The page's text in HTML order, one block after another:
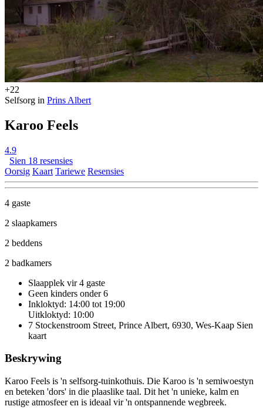
+22
Selfsorg in Prins Albert
Karoo Feels
4.9
Sien 18 resensies
Oorsig Kaart Tariewe Resensies
4 gaste
2 slaapkamers
2 beddens
2 badkamers
Slaapplek vir 4 gaste
Geen kinders onder 6
Inkloktyd: 14:00 tot 19:00
Uitkloktyd: 10:00
7 Stockenstroom Street, Prince Albert, 6930, Wes-Kaap Sien
kaart
Beskrywing
Karoo Feels is 'n selfsorg-tuinkothuis. Die Karoo is 'n semiwoestyn
en beteken 'dors' in die plaaslike taal. Dit het 'n unieke, kalm en
rustige atmosfeer en is ideaal vir 'n ontspannende wegbreek.